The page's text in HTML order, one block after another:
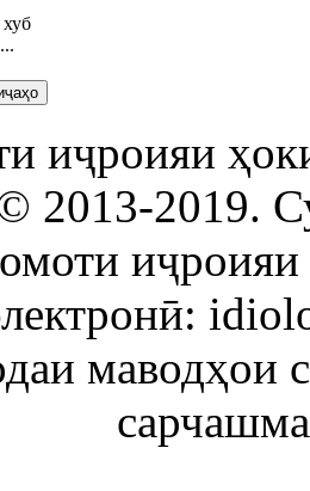
иҷроияи
2013-2019.
иҷроияи
маводҳои